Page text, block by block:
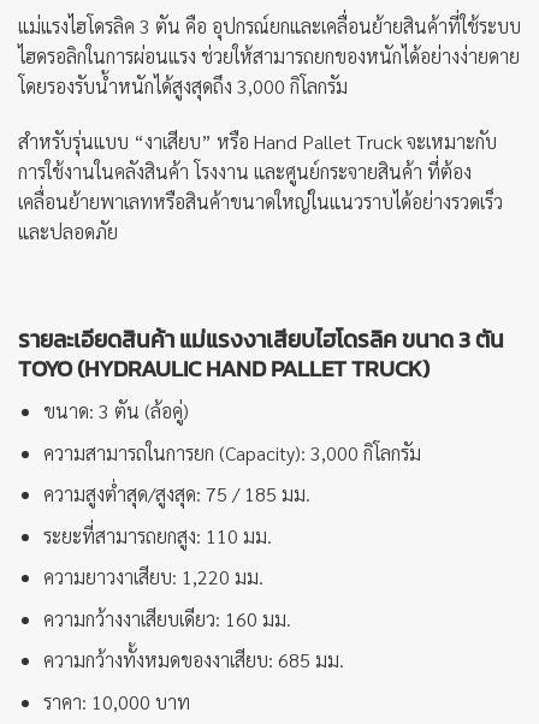
แม่แรงไฮโดรลิค 3 ตัน คือ อุปกรณ์ยกและเคลื่อนย้ายสินค้าที่ใช้ระบบ
ไฮดรอลิกในการผ่อนแรง ช่วยให้สามารถยกของหนักได้อย่างง่ายดาย
โดยรองรับน้ำหนักได้สูงสุดถึง 3,000 กิโลกรัม
สำหรับรุ่นแบบ “งาเสียบ” หรือ Hand Pallet Truck จะเหมาะกับ
การใช้งานในคลังสินค้า โรงงาน และศูนย์กระจายสินค้า ที่ต้อง
เคลื่อนย้ายพาเลทหรือสินค้าขนาดใหญ่ในแนวราบได้อย่างรวดเร็ว
และปลอดภัย
รายละเอียดสินค้า แม่แรงงาเสียบไฮโดรลิค ขนาด 3 ตัน
TOYO (HYDRAULIC HAND PALLET TRUCK)
ขนาด: 3 ตัน (ล้อคู่)
ความสามารถในการยก (Capacity): 3,000 กิโลกรัม
ความสูงต่ำสุด/สูงสุด: 75 / 185 มม.
ระยะที่สามารถยกสูง: 110 มม.
ความยาวงาเสียบ: 1,220 มม.
ความกว้างงาเสียบเดียว: 160 มม.
ความกว้างทั้งหมดของงาเสียบ: 685 มม.
ราคา: 10,000 บาท